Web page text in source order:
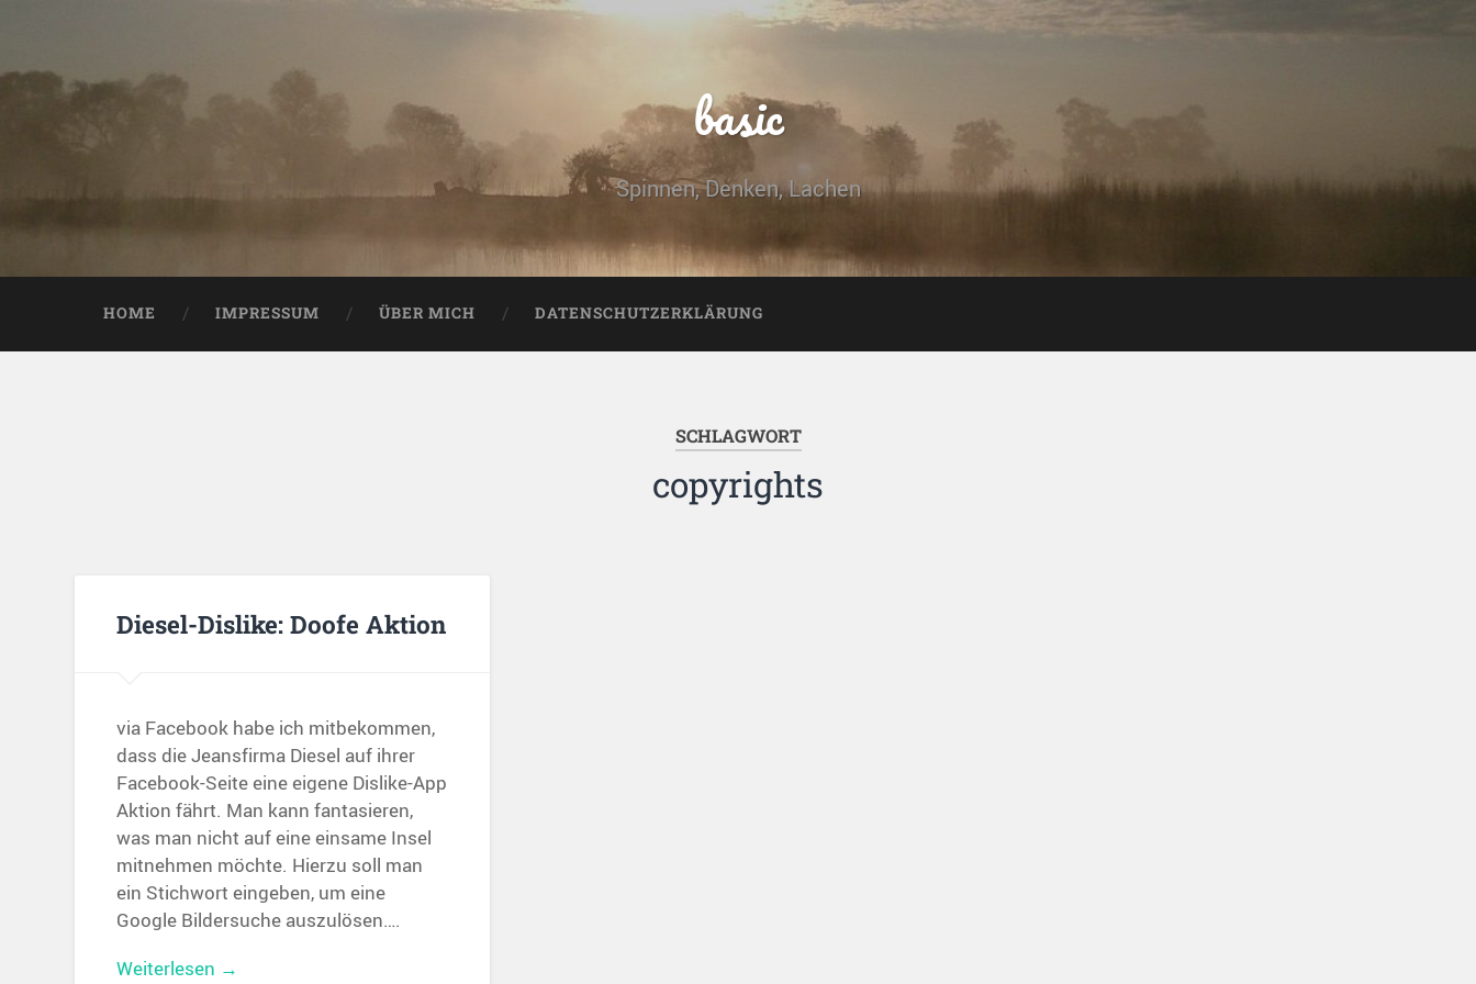
basic
Spinnen, Denken, Lachen
HOME IMPRESSUM ÜBER MICH DATENSCHUTZERKLÄRUNG
SCHLAGWORT
copyrights
Diesel-Dislike: Doofe Aktion
via Facebook habe ich mitbekommen,
dass die Jeansfirma Diesel auf ihrer
Facebook-Seite eine eigene Dislike-App
Aktion fährt. Man kann fantasieren,
was man nicht auf eine einsame Insel
mitnehmen möchte. Hierzu soll man
ein Stichwort eingeben, um eine
Google Bildersuche auszulösen….
Weiterlesen →